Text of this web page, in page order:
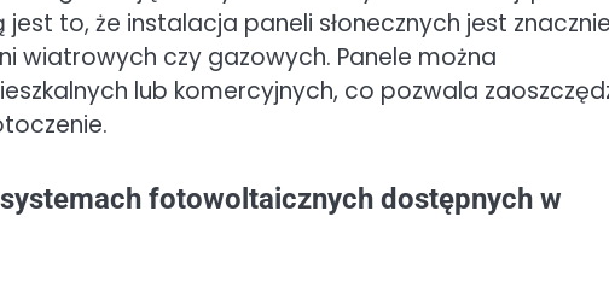
to, że instalacja paneli słonecznych jest znacznie
wiatrowych czy gazowych. Panele można
lub komercyjnych, co pozwala
fotowoltaicznych dostępnych w